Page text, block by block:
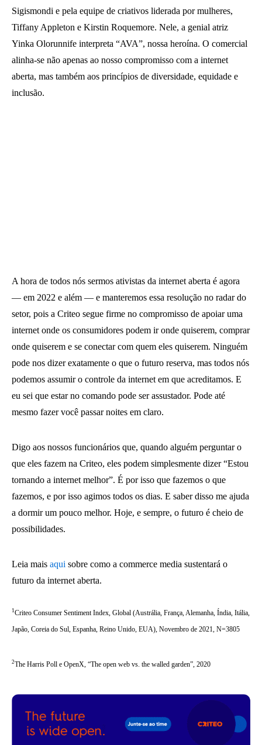
Sigismondi e pela equipe de criativos liderada por mulheres,
Tiffany Appleton e Kirstin Roquemore. Nele, a genial atriz
Yinka Olorunnife interpreta “AVA”, nossa heroína. O comercial
alinha-se não apenas ao nosso compromisso com a internet
aberta, mas também aos princípios de diversidade, equidade e
inclusão.
A hora de todos nós sermos ativistas da internet aberta é agora
— em 2022 e além — e manteremos essa resolução no radar do
setor, pois a Criteo segue firme no compromisso de apoiar uma
internet onde os consumidores podem ir onde quiserem, comprar
onde quiserem e se conectar com quem eles quiserem. Ninguém
pode nos dizer exatamente o que o futuro reserva, mas todos nós
podemos assumir o controle da internet em que acreditamos. E
eu sei que estar no comando pode ser assustador. Pode até
mesmo fazer você passar noites em claro.
Digo aos nossos funcionários que, quando alguém perguntar o
que eles fazem na Criteo, eles podem simplesmente dizer “Estou
tornando a internet melhor”. É por isso que fazemos o que
fazemos, e por isso agimos todos os dias. E saber disso me ajuda
a dormir um pouco melhor. Hoje, e sempre, o futuro é cheio de
possibilidades.
Leia mais aqui sobre como a commerce media sustentará o
futuro da internet aberta.
1Criteo Consumer Sentiment Index, Global (Austrália, França, Alemanha, Índia, Itália,
Japão, Coreia do Sul, Espanha, Reino Unido, EUA), Novembro de 2021, N=3805
2The Harris Poll e OpenX, “The open web vs. the walled garden”, 2020